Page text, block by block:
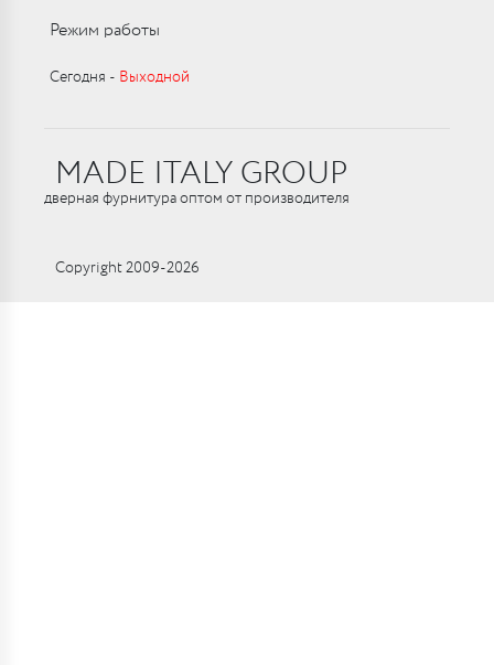
Режим работы
Сегодня ‑ Выходной
MADE ITALY GROUP
дверная фурнитура оптом от производителя
Copyright 2009-2026